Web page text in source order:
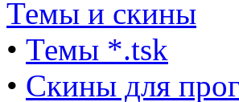
Темы и скины
• Темы *.tsk
• Скины для